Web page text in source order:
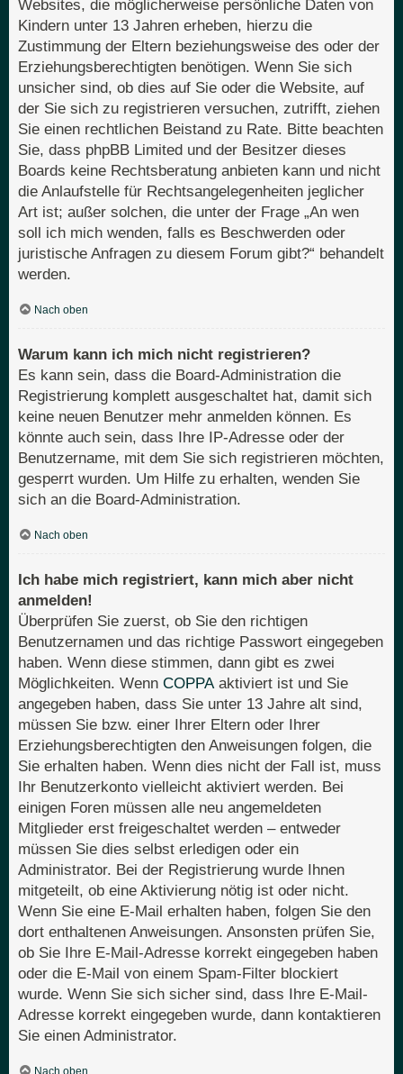
Websites, die möglicherweise persönliche Daten von
Kindern unter 13 Jahren erheben, hierzu die
Zustimmung der Eltern beziehungsweise des oder der
Erziehungsberechtigten benötigen. Wenn Sie sich
unsicher sind, ob dies auf Sie oder die Website, auf
der Sie sich zu registrieren versuchen, zutrifft, ziehen
Sie einen rechtlichen Beistand zu Rate. Bitte beachten
Sie, dass phpBB Limited und der Besitzer dieses
Boards keine Rechtsberatung anbieten kann und nicht
die Anlaufstelle für Rechtsangelegenheiten jeglicher
Art ist; außer solchen, die unter der Frage „An wen
soll ich mich wenden, falls es Beschwerden oder
juristische Anfragen zu diesem Forum gibt?“ behandelt
werden.
Nach oben
Warum kann ich mich nicht registrieren?
Es kann sein, dass die Board-Administration die
Registrierung komplett ausgeschaltet hat, damit sich
keine neuen Benutzer mehr anmelden können. Es
könnte auch sein, dass Ihre IP-Adresse oder der
Benutzername, mit dem Sie sich registrieren möchten,
gesperrt wurden. Um Hilfe zu erhalten, wenden Sie
sich an die Board-Administration.
Nach oben
Ich habe mich registriert, kann mich aber nicht
anmelden!
Überprüfen Sie zuerst, ob Sie den richtigen
Benutzernamen und das richtige Passwort eingegeben
haben. Wenn diese stimmen, dann gibt es zwei
Möglichkeiten. Wenn COPPAaktiviert ist und Sie
angegeben haben, dass Sie unter 13 Jahre alt sind,
müssen Sie bzw. einer Ihrer Eltern oder Ihrer
Erziehungsberechtigten den Anweisungen folgen, die
Sie erhalten haben. Wenn dies nicht der Fall ist, muss
Ihr Benutzerkonto vielleicht aktiviert werden. Bei
einigen Foren müssen alle neu angemeldeten
Mitglieder erst freigeschaltet werden – entweder
müssen Sie dies selbst erledigen oder ein
Administrator. Bei der Registrierung wurde Ihnen
mitgeteilt, ob eine Aktivierung nötig ist oder nicht.
Wenn Sie eine E-Mail erhalten haben, folgen Sie den
dort enthaltenen Anweisungen. Ansonsten prüfen Sie,
ob Sie Ihre E-Mail-Adresse korrekt eingegeben haben
oder die E-Mail von einem Spam-Filter blockiert
wurde. Wenn Sie sich sicher sind, dass Ihre E-Mail-
Adresse korrekt eingegeben wurde, dann kontaktieren
Sie einen Administrator.
Nach oben